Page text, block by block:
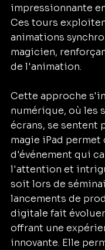
impressionnante
Ces tours
animations
magicien,
de l'animation.
Cette approche
numérique, où les
écrans, se sentent
magie iPad
d'événement qui
l'attention et
soit lors de
lancements de
digitale fait
offrant une
innovante. Elle